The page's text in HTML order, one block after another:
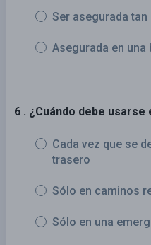
Ser asegurada
Asegurada en
6 . ¿Cuándo debe
Cada vez que se
trasero
Sólo en caminos
Sólo en una